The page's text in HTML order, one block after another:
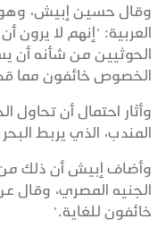
وقال حسين إبيش،
العربية: "إنهم لا يرون
الحوثيين من شأنه أن
الخصوص خائفون مما
وأثار احتمال أن
المندب، الذي يربط
وأضاف إبيش أن ذلك
الجنيه المصري، وقال
خائفون للغاية."